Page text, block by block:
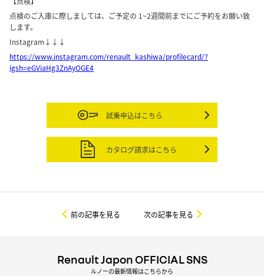
点検のご入庫に際しましては、ご予定の 1~2週間前までにご予約をお願い致
します。
Instagram↓↓↓
https://www.instagram.com/renault_kashiwa/profilecard/?
igsh=eGViaHg3ZnAyOGE4
試乗申込はこちら
カタログ請求はこちら
前の記事を見る 次の記事を見る
Renault Japon OFFICIAL SNS
ルノーの最新情報はこちらから